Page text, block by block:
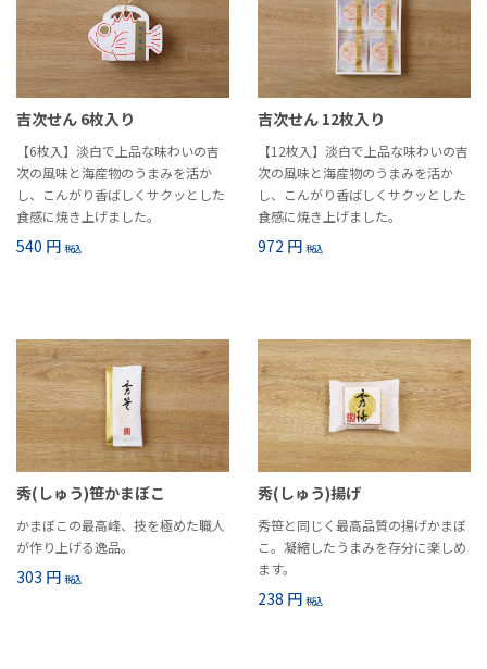
吉次せん 6枚入り
【6枚入】淡白で上品な味わいの吉
次の風味と海産物のうまみを活か
し、こんがり香ばしくサクッとした
食感に焼き上げました。
540 円 税込
吉次せん 12枚入り
【12枚入】淡白で上品な味わいの吉
次の風味と海産物のうまみを活か
し、こんがり香ばしくサクッとした
食感に焼き上げました。
972 円 税込
秀(しゅう)笹かまぼこ
かまぼこの最高峰、技を極めた職人
が作り上げる逸品。
303 円 税込
秀(しゅう)揚げ
秀笹と同じく最高品質の揚げかまぼ
こ。凝縮したうまみを存分に楽しめ
ます。
238 円 税込